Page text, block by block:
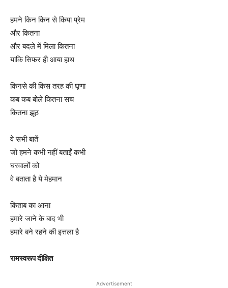
हमने किन किन से किया प्रेम
और कितना
और बदले में मिला कितना
याकि सिफर ही आया हाथ
किनसे की किस तरह की घृणा
कब कब बोले कितना सच
कितना झूठ
वे सभी बातें
जो हमने कभी नहीं बताईं कभी
घरवालों को
वे बताता है ये मेहमान
किताब का आना
हमारे जाने के बाद भी
हमारे बने रहने की इत्तला है
रामस्वरूप दीक्षित
Advertisement